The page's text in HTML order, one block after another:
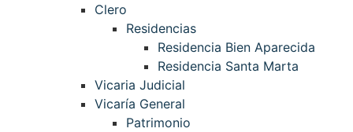
Clero
Residencias
Residencia Bien Aparecida
Residencia Santa Marta
Vicaria Judicial
Vicaría General
Patrimonio